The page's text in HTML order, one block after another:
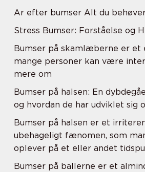
Ar efter bumser Alt du
Stress Bumser: Forståelse og
Bumser på skamlæberne er et
mange personer kan være
mere om
Bumser på halsen: En
og hvordan de har udviklet sig
Bumser på halsen er et
ubehageligt fænomen, som
oplever på et eller andet
Bumser på ballerne er et